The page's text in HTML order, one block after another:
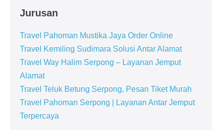
Jurusan
Travel Pahoman Mustika Jaya Order Online
Travel Kemiling Sudimara Solusi Antar Alamat
Travel Way Halim Serpong – Layanan Jemput
Alamat
Travel Teluk Betung Serpong, Pesan Tiket Murah
Travel Pahoman Serpong | Layanan Antar Jemput
Terpercaya